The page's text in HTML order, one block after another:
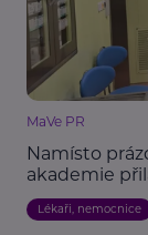
MaVe PR
Namísto
akademie
Lékaři, nemocnice